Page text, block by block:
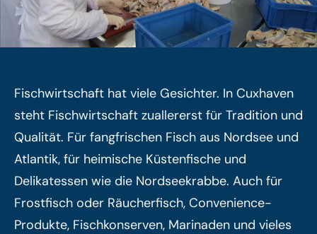
Fischwirtschaft hat viele Gesichter. In Cuxhaven
steht Fischwirtschaft zuallererst für Tradition und
Qualität. Für fangfrischen Fisch aus Nordsee und
Atlantik, für heimische Küstenfische und
Delikatessen wie die Nordseekrabbe. Auch für
Frostfisch oder Räucherfisch, Convenience-
Produkte, Fischkonserven, Marinaden und vieles